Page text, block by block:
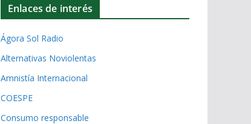
Enlaces de interés
Ágora Sol Radio
Alternativas Noviolentas
Amnistía Internacional
COESPE
Consumo responsable